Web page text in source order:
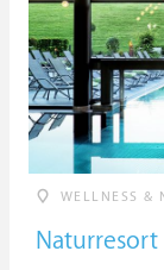
WELLNESS &
Naturresort